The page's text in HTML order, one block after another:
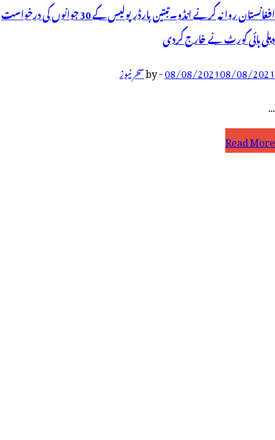
افغانستان روانہ کرنے انڈو۔تبتین بارڈر پولیس کے 30 جوانوں کی درخواست
دہلی ہائی کورٹ نے خارج کردی
08/08/202108/08/2021
-
byسحر نیوز
…
افغانستان
Read More